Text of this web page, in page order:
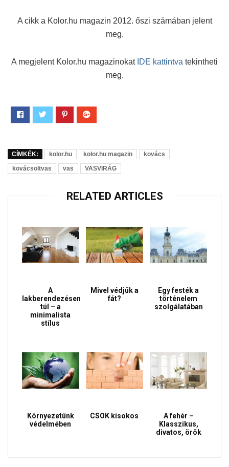
A cikk a Kolor.hu magazin 2012. őszi számában jelent
meg.
A megjelent Kolor.hu magazinokat IDE kattintva tekintheti
meg.
CÍMKÉK: kolor.hu kolor.hu magazin
kovács
kovácsoltvas
vas VASVIRÁG
RELATED ARTICLES
A
lakberendezésen
túl – a
minimalista
stílus
Mivel védjük a
fát?
Egy festék a
történelem
szolgálatában
Környezetünk
védelmében
CSOK kisokos
A fehér –
Klasszikus,
divatos, örök